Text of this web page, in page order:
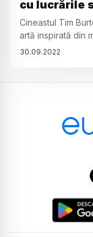
cu lucrările
Cineastul Tim
artă inspirată din
30.09.2022